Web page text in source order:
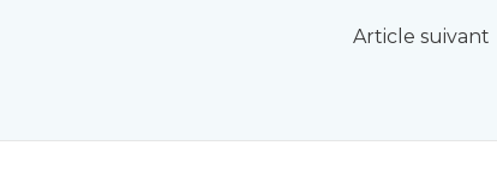
Article suivant